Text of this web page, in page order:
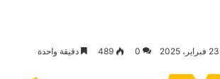
23 فبراير، 2025 0
489 دقيقة واحدة